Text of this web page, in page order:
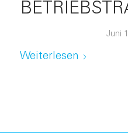
Juni
Weiterlesen